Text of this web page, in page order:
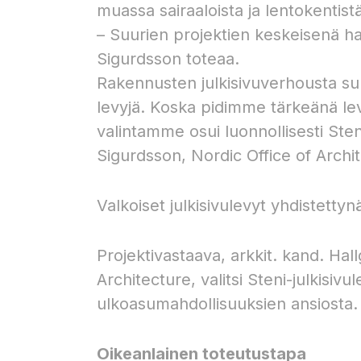
muassa sairaaloista ja
– Suurien projektien keskeisenä
Sigurdsson toteaa.
Rakennusten julkisivuverhousta
levyjä. Koska pidimme tärkeänä
valintamme osui luonnollisesti
Sigurdsson, Nordic Office of
Valkoiset julkisivulevyt
Projektivastaava, arkkit. kand.
Architecture, valitsi Steni-
ulkoasumahdollisuuksien ansiosta.
Oikeanlainen toteutustapa